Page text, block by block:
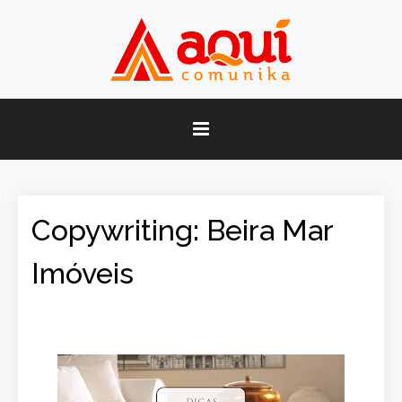
Copywriting: Beira Mar
Imóveis